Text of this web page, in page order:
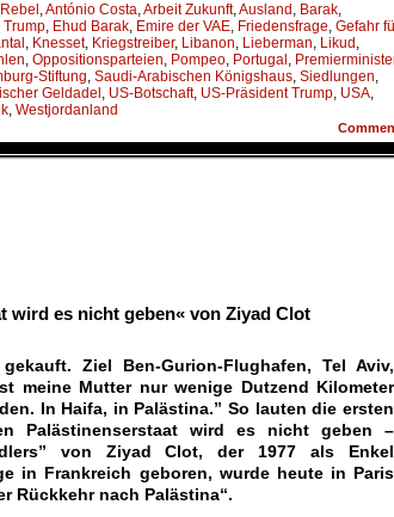
,António Costa,Arbeit Zukunft,Ausland , Barak,
Trump, Ehud Barak, Emire der VAE, Friedensfrage, Gefahr
, Knesset, Kriegstreiber, Libanon, Lieberman, Likud ,
, Oppositionsparteien, Pompeo, Portugal ,
Stiftung, Saudi-Arabischen Königshaus, Siedlungen,
Geldadel , US-Botschaft, US-Präsident Trump, USA,
, Westjordanland
wird es nicht geben« von Ziyad Clot
Ziel Ben-Gurion-Flughafen, Tel Aviv,
meine Mutter nur wenige Dutzend Kilometer
In Haifa, in Palästina.” So lauten die ersten
Palästinenserstaat wird es nicht geben –
von Ziyad Clot, der 1977 als Enkel
in Frankreich geboren, wurde heute in Paris
Rückkehr nach Palästina“.